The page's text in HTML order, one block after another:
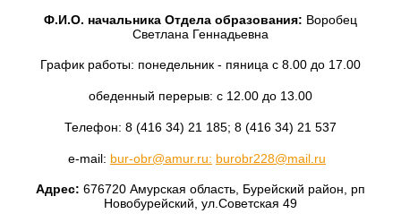
Ф.И.О. начальника Отдела образования: Воробец
Светлана Геннадьевна
График работы: понедельник - пяница с 8.00 до 17.00
обеденный перерыв: с 12.00 до 13.00
Телефон: 8 (416 34) 21 185; 8 (416 34) 21 537
e-mail: bur-obr@amur.ru: burobr228@mail.ru
Адрес: 676720 Амурская область, Бурейский район, рп
Новобурейский, ул.Советская 49